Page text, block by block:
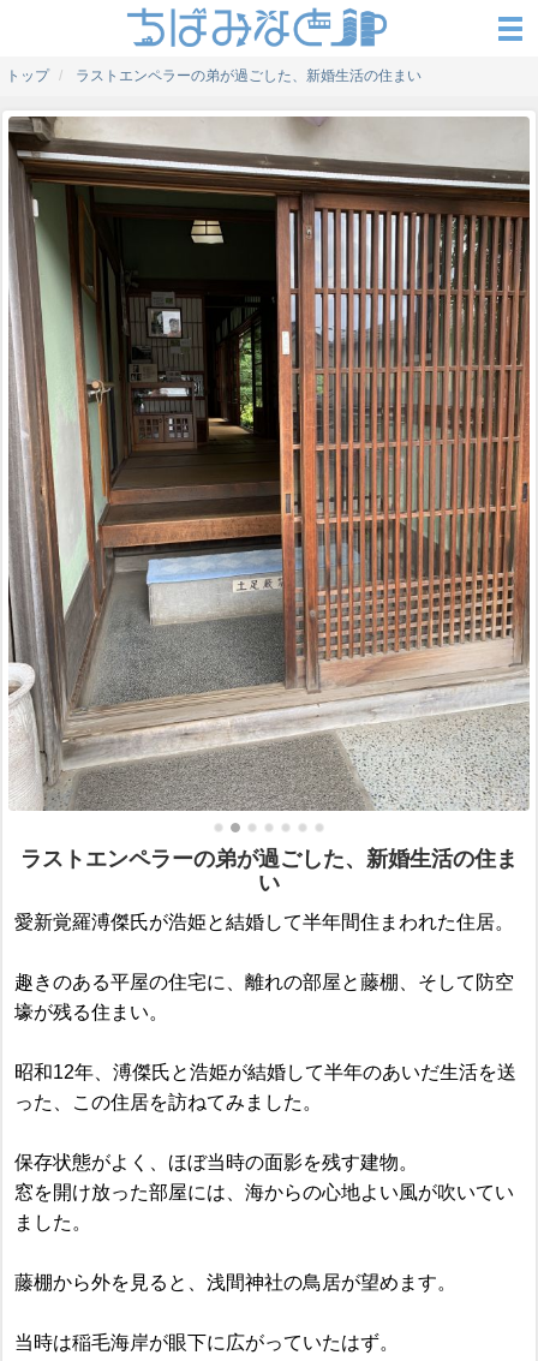
トップ ラストエンペラーの弟が過ごした、新婚生活の住まい
ラストエンペラーの弟が過ごした、新婚生活の住ま
い
愛新覚羅溥傑氏が浩姫と結婚して半年間住まわれた住居。
趣きのある平屋の住宅に、離れの部屋と藤棚、そして防空
壕が残る住まい。
昭和12年、溥傑氏と浩姫が結婚して半年のあいだ生活を送
った、この住居を訪ねてみました。
保存状態がよく、ほぼ当時の面影を残す建物。
窓を開け放った部屋には、海からの心地よい風が吹いてい
ました。
藤棚から外を見ると、浅間神社の鳥居が望めます。
当時は稲毛海岸が眼下に広がっていたはず。